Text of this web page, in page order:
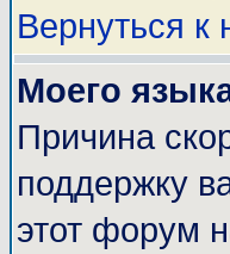
Вернуться к
Моего
Причина
поддержку
этот форум